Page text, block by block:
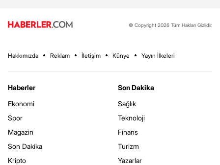
© Copyright 2026 Tüm Hakları Gizlidir.
Hakkımızda Reklam İletişim Künye Yayın İlkeleri
Haberler
Ekonomi
Spor
Magazin
Son Dakika
Kripto
Son Dakika
Sağlık
Teknoloji
Finans
Turizm
Yazarlar